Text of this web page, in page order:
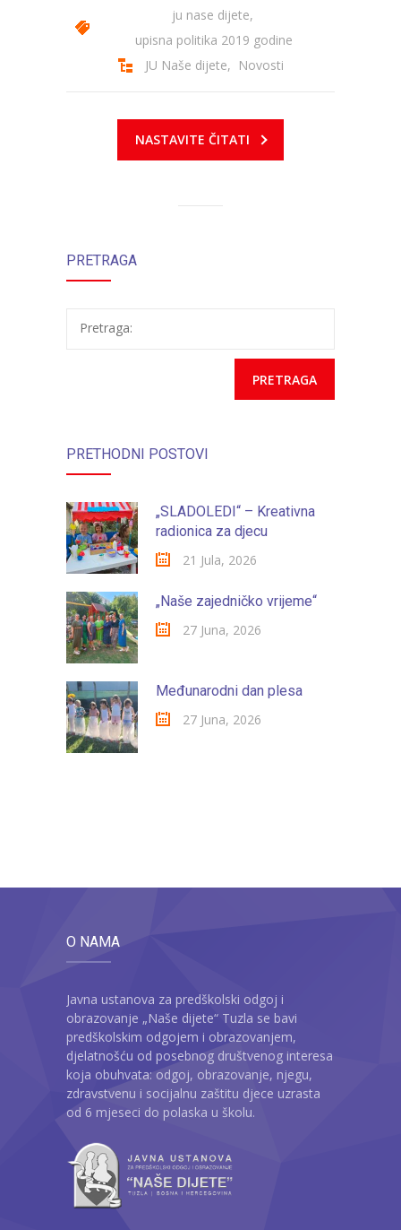
ju nase dijete,
upisna politika 2019 godine
JU Naše dijete, Novosti
NASTAVITE ČITATI
PRETRAGA
Pretraga:
PRETHODNI POSTOVI
„SLADOLEDI“ – Kreativna
radionica za djecu
21 Jula, 2026
„Naše zajedničko vrijeme“
27 Juna, 2026
Međunarodni dan plesa
27 Juna, 2026
O NAMA
Javna ustanova za predškolski odgoj i
obrazovanje „Naše dijete“ Tuzla se bavi
predškolskim odgojem i obrazovanjem,
djelatnošću od posebnog društvenog interesa
koja obuhvata: odgoj, obrazovanje, njegu,
zdravstvenu i socijalnu zaštitu djece uzrasta
od 6 mjeseci do polaska u školu.